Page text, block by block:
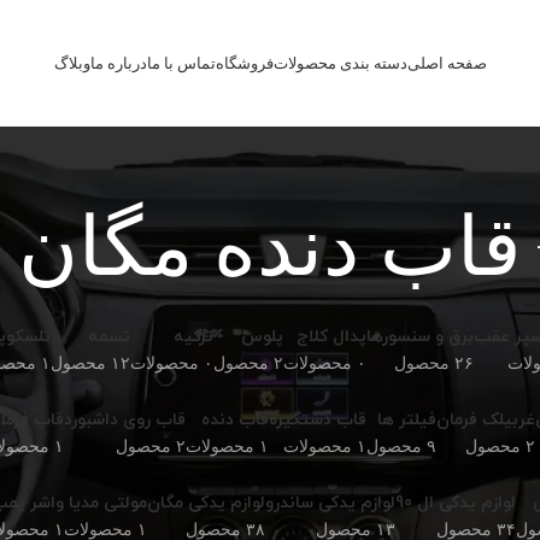
صفحه اصلیدسته بندی محصولاتفروشگاهتماس با مادرباره ماوبلاگ
قاب دنده مگان
عقب برق و سنسورها
۲۶ محصول
پدال کلاج
۰ محصولات
پلوس
۲ محصول
ترکیه
۰ محصولات ۱۲ محصول ۱ محصولات
غربیلک فرمان
۲ محصول
فیلتر ها
۹ محصول
قاب دستگیره
۱ محصولات
قاب دنده
۱ محصولات
قاب روی داشبورد
۲ محصول
قاب
۱ محصولات
لوازم یدکی ال 90
۳۴ محصول
لوازم یدکی ساندرو
۱۳ محصول
لوازم یدکی مگان
۳۸ محصول
مولتی مدیا
۱ محصولات
واشر
۱ محصولات